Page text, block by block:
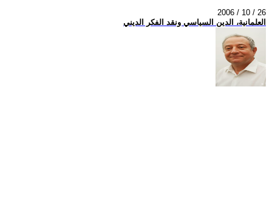
2006 / 10 / 26
العلمانية، الدين السياسي ونقد الفكر الديني